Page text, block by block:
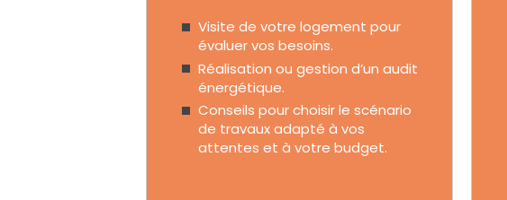
Visite de votre logement pour
évaluer vos besoins.
Réalisation ou gestion d’un audit
énergétique.
Conseils pour choisir le scénario
de travaux adapté à vos
attentes et à votre budget.